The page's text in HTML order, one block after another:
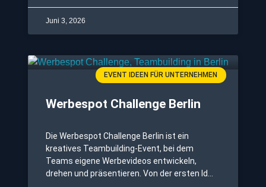
lockeres Sommerfest für Unternehmen,
sind nahezu
Juni 3, 2026
EVENT IDEEN FÜR UNTERNEHMEN
Werbespot Challenge Berlin
Die Werbespot Challenge Berlin ist ein
kreatives Teambuilding-Event, bei dem
Teams eigene Werbevideos entwickeln,
drehen und präsentieren. Von der ersten Idee